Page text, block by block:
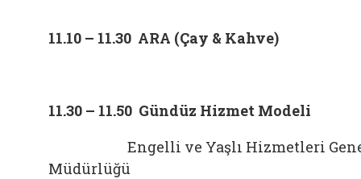
11.10 – 11.30 ARA (Çay & Kahve)
11.30 – 11.50 Gündüz Hizmet Modeli
Engelli ve Yaşlı Hizmetleri
Müdürlüğü